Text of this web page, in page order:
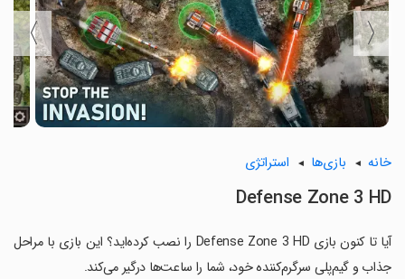
〈
〉
خانه بازی‌ها استراتژی
Defense Zone 3 HD
آیا تا کنون بازی Defense Zone 3 HD را نصب کرده‌اید؟ این بازی با مراحل
جذاب و گیم‌پلی سرگرم‌کننده خود، شما را ساعت‌ها درگیر می‌کند.